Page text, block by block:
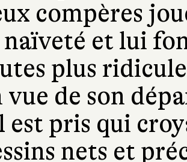
compères
naïveté et lui
plus
vue de son
est pris qui
nets et